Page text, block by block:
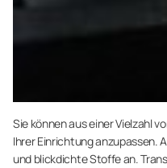
Sie können aus einer Vielzahl
Ihrer Einrichtung anzupassen.
und blickdichte Stoffe an.